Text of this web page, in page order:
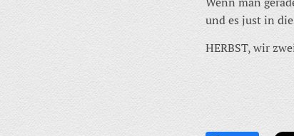
und es just in
HERBST, wir